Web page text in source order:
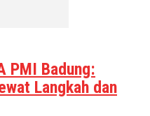
PMI Badung:
Langkah dan